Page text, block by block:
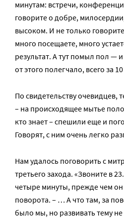
минутам: встречи,
говорите о добре,
высоком. И не только
много посещаете, много
результат. А тут помыл пол —
от этого полегчало, всего за
По свидетельству очевидцев,
– на происходящее мытье
кто знает – спешили еще и
Говорят, с ним очень легко
Нам удалось поговорить с
третьего захода. «Звоните в
четыре минуты, прежде чем он
поворота. – … А что там, за
было мы, но развивать тему не